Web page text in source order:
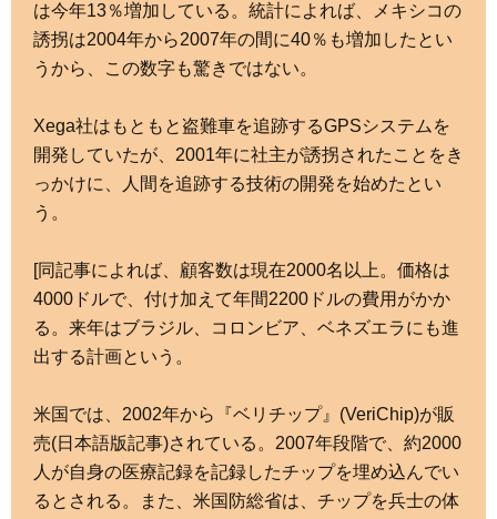
は今年13％増加している。統計によれば、メキシコの
誘拐は2004年から2007年の間に40％も増加したとい
うから、この数字も驚きではない。
Xega社はもともと盗難車を追跡するGPSシステムを
開発していたが、2001年に社主が誘拐されたことをき
っかけに、人間を追跡する技術の開発を始めたとい
う。
[同記事によれば、顧客数は現在2000名以上。価格は
4000ドルで、付け加えて年間2200ドルの費用がかか
る。来年はブラジル、コロンビア、ベネズエラにも進
出する計画という。
米国では、2002年から『ベリチップ』(VeriChip)が販
売(日本語版記事)されている。2007年段階で、約2000
人が自身の医療記録を記録したチップを埋め込んでい
るとされる。また、米国防総省は、チップを兵士の体